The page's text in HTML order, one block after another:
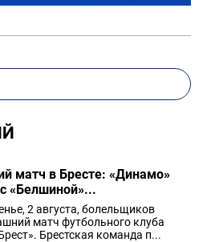
матч в Бресте: «Динамо»
«Белшиной»...
2 августа, болельщиков
матч футбольного клуба
Брестская команда п...